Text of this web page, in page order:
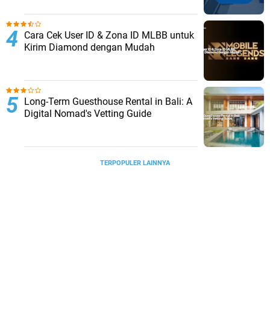
Cara Cek User ID & Zona ID MLBB untuk
Kirim Diamond dengan Mudah
Long-Term Guesthouse Rental in Bali: A
Digital Nomad's Vetting Guide
TERPOPULER LAINNYA